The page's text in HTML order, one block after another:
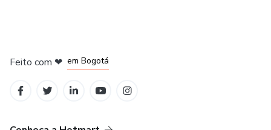
Feito com ❤ em Bogotá